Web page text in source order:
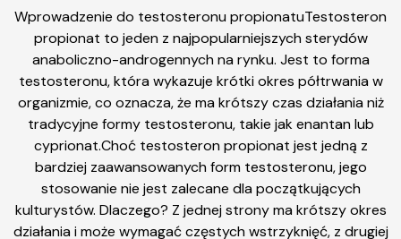
Wprowadzenie do testosteronu propionatuTestosteron
propionat to jeden z najpopularniejszych sterydów
anaboliczno-androgennych na rynku. Jest to forma
testosteronu, która wykazuje krótki okres półtrwania w
organizmie, co oznacza, że ​​ma krótszy czas działania niż
tradycyjne formy testosteronu, takie jak enantan lub
cyprionat.Choć testosteron propionat jest jedną z
bardziej zaawansowanych form testosteronu, jego
stosowanie nie jest zalecane dla początkujących
kulturystów. Dlaczego? Z jednej strony ma krótszy okres
działania i może wymagać częstych wstrzyknięć, z drugiej